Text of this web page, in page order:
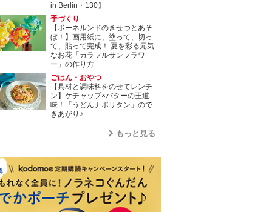
in Berlin・130】
手づくり
【ボーネルンドのきせつとあそ
ぼ！】画用紙に、塗って、切っ
て、貼って完成！ 夏を彩る元気
なお花「カラフルサンフラワ
ー」の作り方
ごはん・おやつ
【具材と調味料をのせてレンチ
ン】ケチャップ×バターの王道
味！「うどんナポリタン」ので
きあがり♪
もっと見る